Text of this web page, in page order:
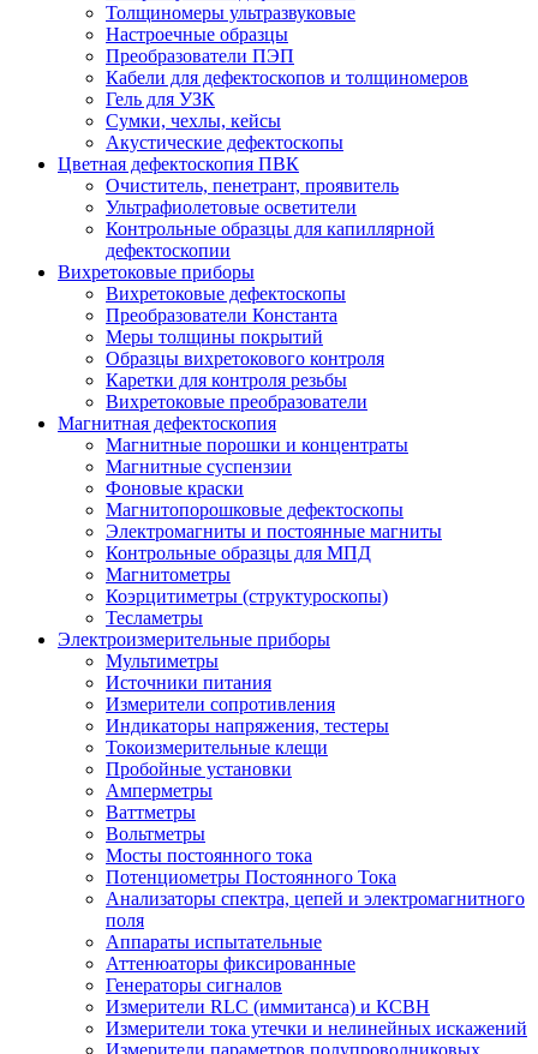
Толщиномеры ультразвуковые
Настроечные образцы
Преобразователи ПЭП
Кабели для дефектоскопов и толщиномеров
Гель для УЗК
Сумки, чехлы, кейсы
Акустические дефектоскопы
Цветная дефектоскопия ПВК
Очиститель, пенетрант, проявитель
Ультрафиолетовые осветители
Контрольные образцы для капиллярной
дефектоскопии
Вихретоковые приборы
Вихретоковые дефектоскопы
Преобразователи Константа
Меры толщины покрытий
Образцы вихретокового контроля
Каретки для контроля резьбы
Вихретоковые преобразователи
Магнитная дефектоскопия
Магнитные порошки и концентраты
Магнитные суспензии
Фоновые краски
Магнитопорошковые дефектоскопы
Электромагниты и постоянные магниты
Контрольные образцы для МПД
Магнитометры
Коэрцитиметры (структуроскопы)
Тесламетры
Электроизмерительные приборы
Мультиметры
Источники питания
Измерители сопротивления
Индикаторы напряжения, тестеры
Токоизмерительные клещи
Пробойные установки
Амперметры
Ваттметры
Вольтметры
Мосты постоянного тока
Потенциометры Постоянного Тока
Анализаторы спектра, цепей и электромагнитного
поля
Аппараты испытательные
Аттенюаторы фиксированные
Генераторы сигналов
Измерители RLC (иммитанса) и КСВН
Измерители тока утечки и нелинейных искажений
Измерители параметров полупроводниковых